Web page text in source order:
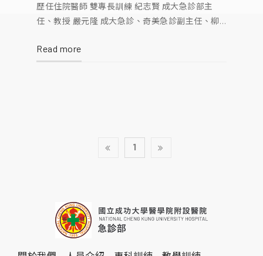
歷任住院醫師 雙專長訓練 紀志賢 成大急診部主
任、教授 嚴元隆 成大急診、奇美急診副主任、柳
馬爾定醫院急診主治醫師 董明銓(Fellow) 新樓醫院
急診主治醫師、主任 李欣玲 成大急診、成大職病
Read more
1